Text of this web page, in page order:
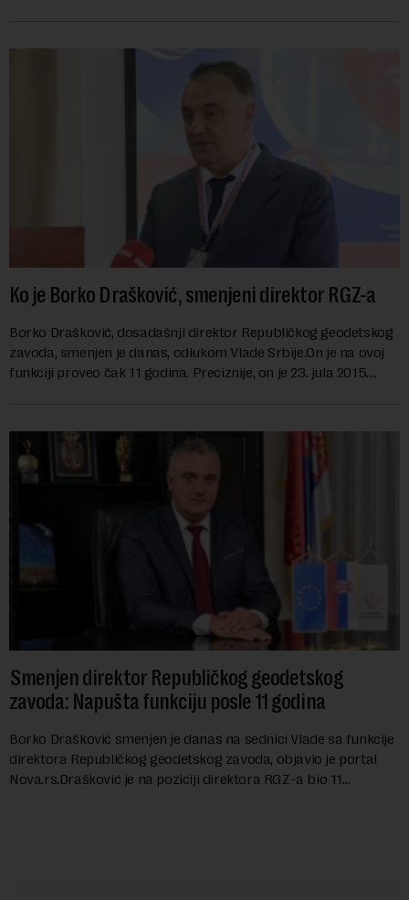
Ko je Borko Drašković, smenjeni direktor RGZ-a
Borko Drašković, dosadašnji direktor Republičkog geodetskog
zavoda, smenjen je danas, odlukom Vlade Srbije.On je na ovoj
funkciji proveo čak 11 godina. Preciznije, on je 23. jula 2015.
Smenjen direktor Republičkog geodetskog
zavoda: Napušta funkciju posle 11 godina
Borko Drašković smenjen je danas na sednici Vlade sa funkcije
direktora Republičkog geodetskog zavoda, objavio je portal
Nova.rs.Drašković je na poziciji direktora RGZ-a bio 11